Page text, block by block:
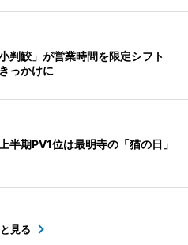
判鮫」が営業時間を限定シフト
っかけに
半期PV1位は最明寺の「猫の日」
見る